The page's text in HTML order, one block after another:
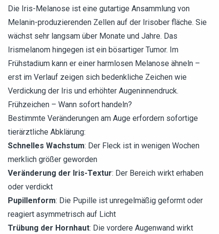
Die Iris-Melanose ist eine gutartige Ansammlung von
Melanin-produzierenden Zellen auf der Irisober fläche. Sie
wächst sehr langsam über Monate und Jahre. Das
Irismelanom hingegen ist ein bösartiger Tumor. Im
Frühstadium kann er einer harmlosen Melanose ähneln –
erst im Verlauf zeigen sich bedenkliche Zeichen wie
Verdickung der Iris und erhöhter Augeninnendruck.
Frühzeichen – Wann sofort handeln?
Bestimmte Veränderungen am Auge erfordern sofortige
tierärztliche Abklärung:
Schnelles Wachstum: Der Fleck ist in wenigen Wochen
merklich größer geworden
Veränderung der Iris-Textur: Der Bereich wirkt erhaben
oder verdickt
Pupillenform: Die Pupille ist unregelmäßig geformt oder
reagiert asymmetrisch auf Licht
Trübung der Hornhaut: Die vordere Augenwand wirkt